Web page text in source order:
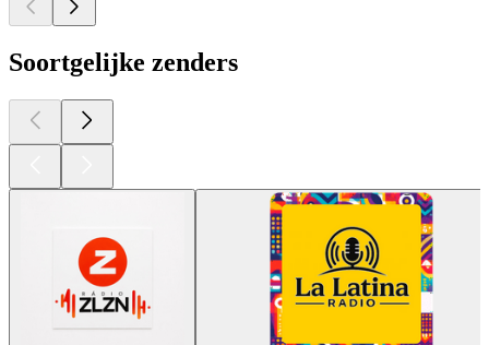
Soortgelijke zenders